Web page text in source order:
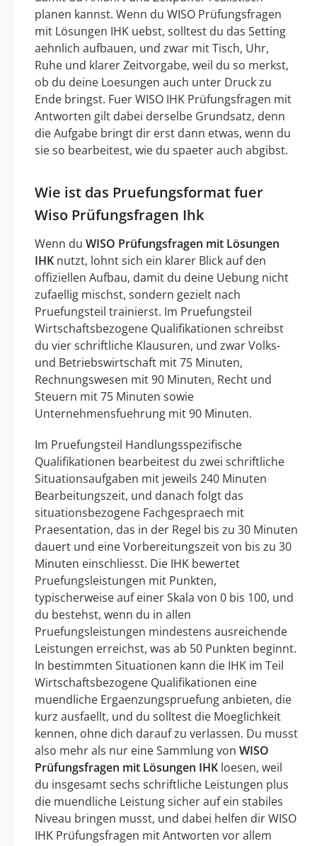
planen kannst. Wenn du WISO Prüfungsfragen
mit Lösungen IHK uebst, solltest du das Setting
aehnlich aufbauen, und zwar mit Tisch, Uhr,
Ruhe und klarer Zeitvorgabe, weil du so merkst,
ob du deine Loesungen auch unter Druck zu
Ende bringst. Fuer WISO IHK Prüfungsfragen mit
Antworten gilt dabei derselbe Grundsatz, denn
die Aufgabe bringt dir erst dann etwas, wenn du
sie so bearbeitest, wie du spaeter auch abgibst.
Wie ist das Pruefungsformat fuer
Wiso Prüfungsfragen Ihk
Wenn du WISO Prüfungsfragen mit Lösungen
IHK nutzt, lohnt sich ein klarer Blick auf den
offiziellen Aufbau, damit du deine Uebung nicht
zufaellig mischst, sondern gezielt nach
Pruefungsteil trainierst. Im Pruefungsteil
Wirtschaftsbezogene Qualifikationen schreibst
du vier schriftliche Klausuren, und zwar Volks-
und Betriebswirtschaft mit 75 Minuten,
Rechnungswesen mit 90 Minuten, Recht und
Steuern mit 75 Minuten sowie
Unternehmensfuehrung mit 90 Minuten.
Im Pruefungsteil Handlungsspezifische
Qualifikationen bearbeitest du zwei schriftliche
Situationsaufgaben mit jeweils 240 Minuten
Bearbeitungszeit, und danach folgt das
situationsbezogene Fachgespraech mit
Praesentation, das in der Regel bis zu 30 Minuten
dauert und eine Vorbereitungszeit von bis zu 30
Minuten einschliesst. Die IHK bewertet
Pruefungsleistungen mit Punkten,
typischerweise auf einer Skala von 0 bis 100, und
du bestehst, wenn du in allen
Pruefungsleistungen mindestens ausreichende
Leistungen erreichst, was ab 50 Punkten beginnt.
In bestimmten Situationen kann die IHK im Teil
Wirtschaftsbezogene Qualifikationen eine
muendliche Ergaenzungspruefung anbieten, die
kurz ausfaellt, und du solltest die Moeglichkeit
kennen, ohne dich darauf zu verlassen. Du musst
also mehr als nur eine Sammlung von WISO
Prüfungsfragen mit Lösungen IHK loesen, weil
du insgesamt sechs schriftliche Leistungen plus
die muendliche Leistung sicher auf ein stabiles
Niveau bringen musst, und dabei helfen dir WISO
IHK Prüfungsfragen mit Antworten vor allem